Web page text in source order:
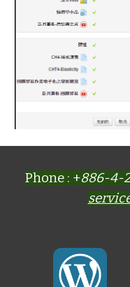
Phone : +886-4-